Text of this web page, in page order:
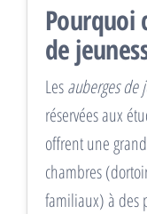
Pourquoi
de
Lesauberges de
réservées aux
offrent une
chambres
familiaux) à des